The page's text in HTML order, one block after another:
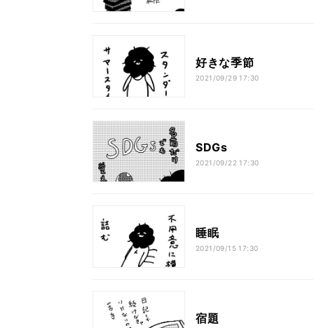
好きな季節
2021/09/29 17:30
SDGs
2021/09/22 17:30
睡眠
2021/09/15 17:30
宿題